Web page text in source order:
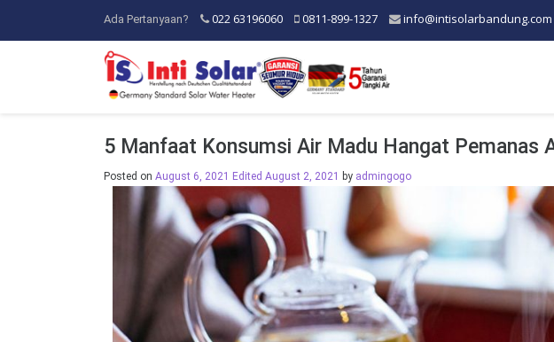
Ada Pertanyaan? 022 63196060 0811-899-1327 info@intisolarbandung.com
5 Manfaat Konsumsi Air Madu Hangat Pemanas
Posted on August 6, 2021 Edited August 2, 2021 by admingogo